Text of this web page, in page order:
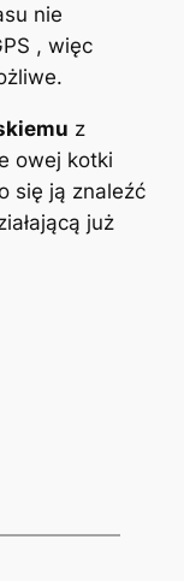
nie
, więc
z
owej kotki
się ją znaleźć
już